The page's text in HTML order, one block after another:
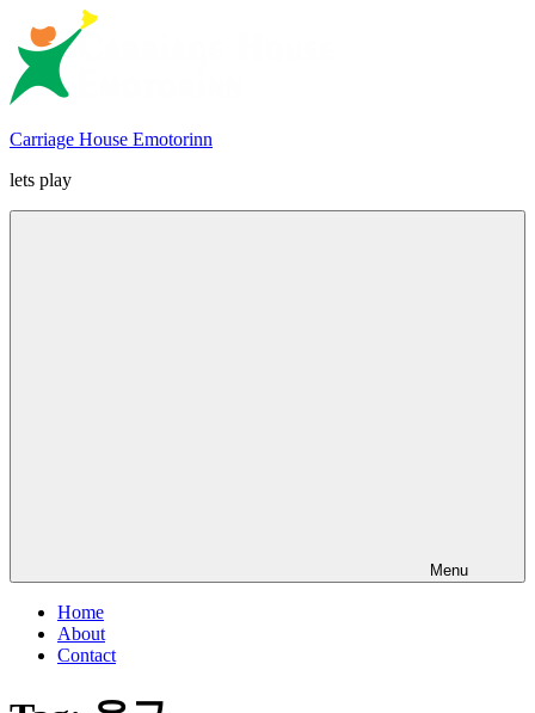
content
Carriage House Emotorinn
lets play
Menu
Home
About
Contact